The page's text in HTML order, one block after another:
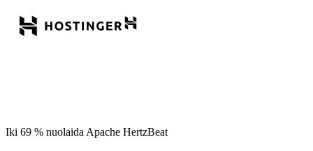
Iki 69 % nuolaida Apache HertzBeat